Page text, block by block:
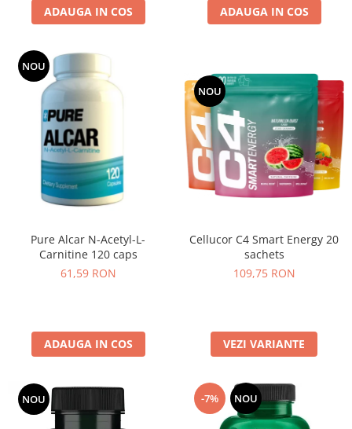
ADAUGA IN COS ADAUGA IN COS
NOU
Pure Alcar N-Acetyl-L-
Carnitine 120 caps
61,59 RON
ADAUGA IN COS
NOU
Cellucor C4 Smart Energy 20
sachets
109,75 RON
VEZI VARIANTE
NOU -7% NOU